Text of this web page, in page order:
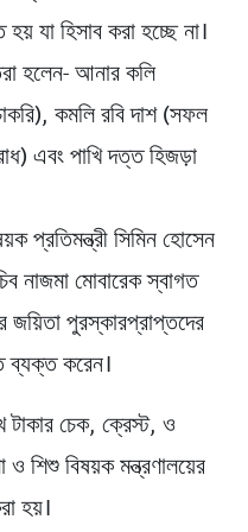
যা হিসাব করা হচ্ছে না।
হলেন- আনার কলি
কমলি রবি দাশ (সফল
এবং পাখি দত্ত হিজড়া
প্রতিমন্ত্রী সিমিন হোসেন
নাজমা মোবারেক স্বাগত
পুরস্কারপ্রাপ্তদের
ব্যক্ত করেন।
চেক, ক্রেস্ট, ও
শিশু বিষয়ক মন্ত্রণালয়ের
হয়।